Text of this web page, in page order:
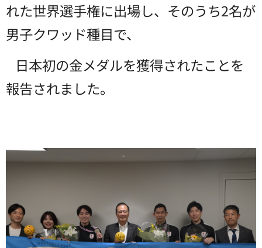
れた世界選手権に出場し、そのうち2名が
男子クワッド種目で、
日本初の金メダルを獲得されたことを
報告されました。